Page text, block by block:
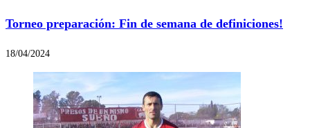
Torneo preparación: Fin de semana de definiciones!
18/04/2024